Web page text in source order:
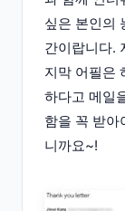
싶은 본인의
간이랍니다.
지막 어필은
하다고 메일
함을 꼭 받아
니까요~!